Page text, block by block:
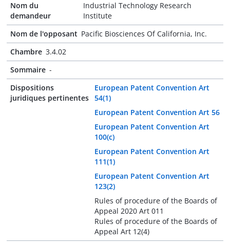
Nom du
demandeur
Industrial Technology Research
Institute
Nom de l'opposant Pacific Biosciences Of California, Inc.
Chambre 3.4.02
Sommaire -
Dispositions
juridiques pertinentes
European Patent Convention Art
54(1)
European Patent Convention Art 56
European Patent Convention Art
100(c)
European Patent Convention Art
111(1)
European Patent Convention Art
123(2)
Rules of procedure of the Boards of
Appeal 2020 Art 011
Rules of procedure of the Boards of
Appeal Art 12(4)